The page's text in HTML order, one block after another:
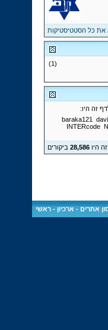
את כל הסטטיסטיקות
(1)
baraka121
INTERcode
היו28,586 ביקורים
אתרים - ארכיון -ראשי